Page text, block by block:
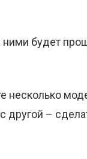
будет
несколько
другой –